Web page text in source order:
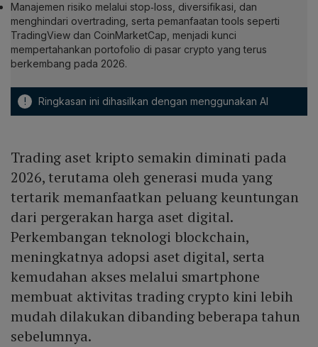
Manajemen risiko melalui stop‑loss, diversifikasi, dan
menghindari overtrading, serta pemanfaatan tools seperti
TradingView dan CoinMarketCap, menjadi kunci
mempertahankan portofolio di pasar crypto yang terus
berkembang pada 2026.
! Ringkasan ini dihasilkan dengan menggunakan AI
Trading aset kripto semakin diminati pada
2026, terutama oleh generasi muda yang
tertarik memanfaatkan peluang keuntungan
dari pergerakan harga aset digital.
Perkembangan teknologi blockchain,
meningkatnya adopsi aset digital, serta
kemudahan akses melalui smartphone
membuat aktivitas trading crypto kini lebih
mudah dilakukan dibanding beberapa tahun
sebelumnya.